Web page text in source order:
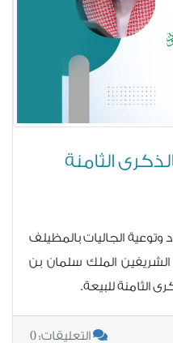
الثامنة
وتوعية الجاليات بالمظيلف
الملك سلمان بن
الثامنة للبيعة.
التعليقات:0